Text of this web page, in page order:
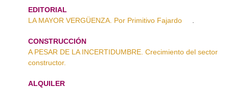
EDITORIAL
LA MAYOR VERGÜENZA. Por Primitivo Fajardo
CONSTRUCCIÓN
A PESAR DE LA INCERTIDUMBRE. Crecimiento del sector
constructor.
ALQUILER